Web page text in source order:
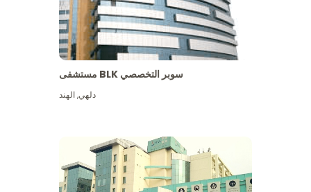
مستشفى BLK سوبر التخصصي
دلهي,الهند